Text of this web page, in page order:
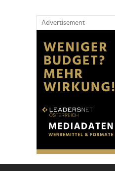
Advertisement